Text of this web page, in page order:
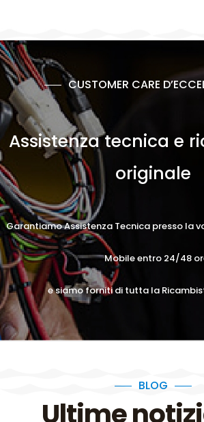
CUSTOMER CARE
Assistenza tecnica e
originale
Garantiamo Assistenza Tecnica presso la
Mobile entro 24/48
e siamo forniti di tutta la
BLOG
Ultime